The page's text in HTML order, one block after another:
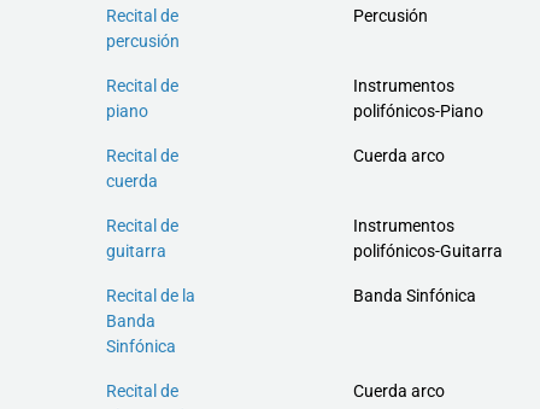
Recital de
percusión
Percusión
Recital de
piano
Instrumentos
polifónicos-Piano
Recital de
cuerda
Cuerda arco
Recital de
guitarra
Instrumentos
polifónicos-Guitarra
Recital de la
Banda
Sinfónica
Banda Sinfónica
Recital de
Cuerda arco